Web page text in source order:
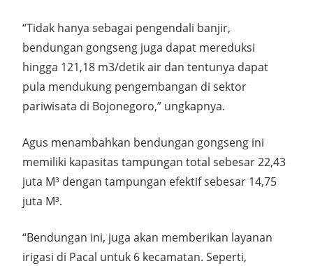
“Tidak hanya sebagai pengendali banjir,
bendungan gongseng juga dapat mereduksi
hingga 121,18 m3/detik air dan tentunya dapat
pula mendukung pengembangan di sektor
pariwisata di Bojonegoro,” ungkapnya.
Agus menambahkan bendungan gongseng ini
memiliki kapasitas tampungan total sebesar 22,43
juta M³ dengan tampungan efektif sebesar 14,75
juta M³.
“Bendungan ini, juga akan memberikan layanan
irigasi di Pacal untuk 6 kecamatan. Seperti,